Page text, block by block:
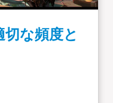
な頻度と